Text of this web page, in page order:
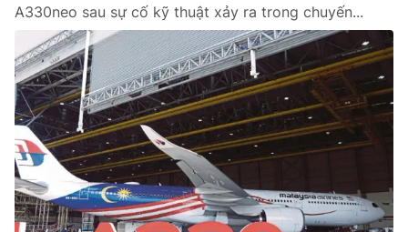
Email:toasoan@vtv.vn
Liên hệ quảng cáo:024-7300.7108
A330neo sau sự cố kỹ thuật xảy ra trong chuyến...